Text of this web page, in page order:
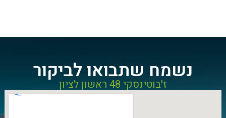
נשמח שתבואו לביקור
ז'בוטינסקי 48 ראשון לציון